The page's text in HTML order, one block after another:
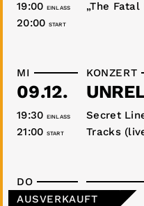
EINLASS
19:00
START
20:00
„The
MI
09.12.
EINLASS
19:30
START
21:00
KONZERT
Secret
Tracks
AUSVERKAUFT
DO